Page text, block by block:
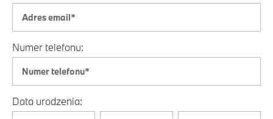
Numer telefonu:
Data urodzenia: